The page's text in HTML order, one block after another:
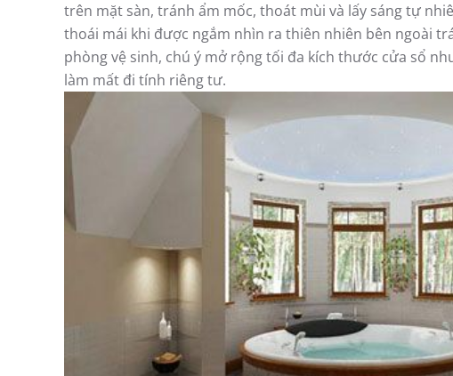
trên mặt sàn, tránh ẩm mốc, thoát mùi và lấy sáng tự
thoái mái khi được ngắm nhìn ra thiên nhiên bên ngoài
phòng vệ sinh, chú ý mở rộng tối đa kích thước cửa sổ
làm mất đi tính riêng tư.